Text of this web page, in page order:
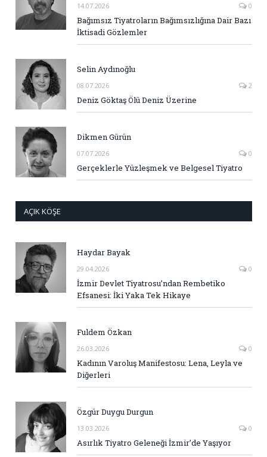
14.07.2026 0
Bağımsız Tiyatroların Bağımsızlığına Dair Bazı
İktisadi Gözlemler
Selin Aydınoğlu
08.07.2026 2
Deniz Göktaş Ölü Deniz Üzerine
Dikmen Gürün
07.07.2026 0
Gerçeklerle Yüzleşmek ve Belgesel Tiyatro
AÇIK KÖŞE
Haydar Bayak
29.04.2026 0
İzmir Devlet Tiyatrosu’ndan Rembetiko
Efsanesi: İki Yaka Tek Hikaye
Fuldem Özkan
26.03.2026 0
Kadının Varoluş Manifestosu: Lena, Leyla ve
Diğerleri
Özgür Duygu Durgun
13.03.2026 0
Asırlık Tiyatro Geleneği İzmir’de Yaşıyor